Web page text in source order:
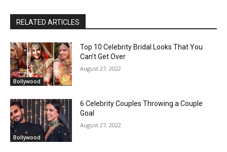
RELATED ARTICLES
Bollywood
Top 10 Celebrity Bridal Looks That You
Can’t Get Over
August 27, 2022
Bollywood
6 Celebrity Couples Throwing a Couple
Goal
August 27, 2022